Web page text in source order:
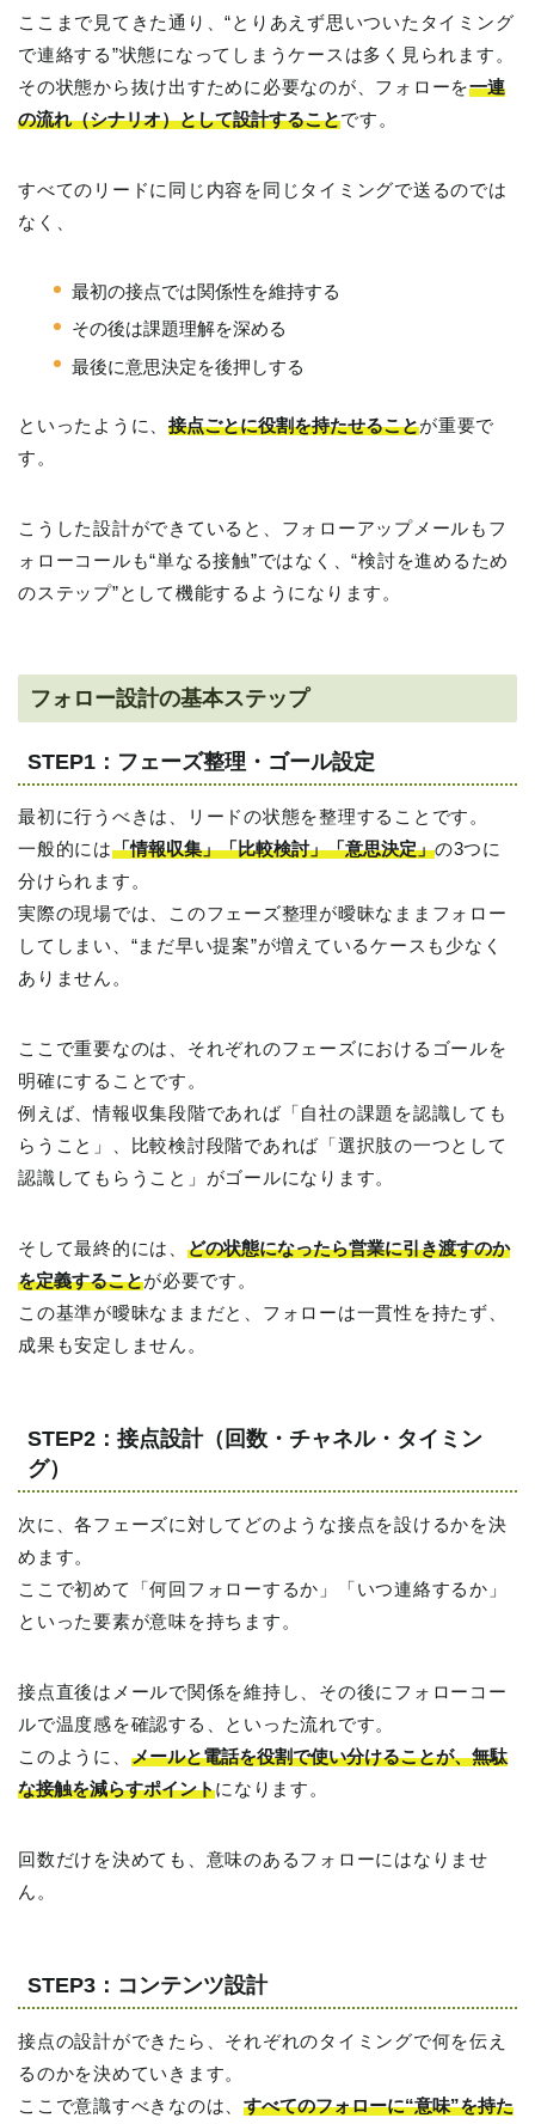
ここまで見てきた通り、“とりあえず思いついたタイミング
で連絡する”状態になってしまうケースは多く見られます。
その状態から抜け出すために必要なのが、フォローを一連
の流れ（シナリオ）として設計することです。
すべてのリードに同じ内容を同じタイミングで送るのでは
なく、
最初の接点では関係性を維持する
その後は課題理解を深める
最後に意思決定を後押しする
といったように、 接点ごとに役割を持たせることが重要で
す。
こうした設計ができていると、フォローアップメールもフ
ォローコールも“単なる接触”ではなく、“検討を進めるため
のステップ”として機能するようになります。
フォロー設計の基本ステップ
STEP1：フェーズ整理・ゴール設定
最初に行うべきは、リードの状態を整理することです。
一般的には「情報収集」「比較検討」「意思決定」の3つに
分けられます。
実際の現場では、このフェーズ整理が曖昧なままフォロー
してしまい、“まだ早い提案”が増えているケースも少なく
ありません。
ここで重要なのは、それぞれのフェーズにおけるゴールを
明確にすることです。
例えば、情報収集段階であれば「自社の課題を認識しても
らうこと」、比較検討段階であれば「選択肢の一つとして
認識してもらうこと」がゴールになります。
そして最終的には、 どの状態になったら営業に引き渡すのか
を定義することが必要です。
この基準が曖昧なままだと、フォローは一貫性を持たず、
成果も安定しません。
STEP2：接点設計（回数・チャネル・タイミン
グ）
次に、各フェーズに対してどのような接点を設けるかを決
めます。
ここで初めて「何回フォローするか」「いつ連絡するか」
といった要素が意味を持ちます。
接点直後はメールで関係を維持し、その後にフォローコー
ルで温度感を確認する、といった流れです。
このように、 メールと電話を役割で使い分けることが、無駄
な接触を減らすポイントになります。
回数だけを決めても、意味のあるフォローにはなりませ
ん。
STEP3：コンテンツ設計
接点の設計ができたら、それぞれのタイミングで何を伝え
るのかを決めていきます。
ここで意識すべきなのは、 すべてのフォローに“意味”を持た